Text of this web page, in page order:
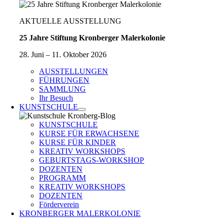
AKTUELLE AUSSTELLUNG
25 Jahre Stiftung Kronberger Malerkolonie
28. Juni – 11. Oktober 2026
AUSSTELLUNGEN
FÜHRUNGEN
SAMMLUNG
Ihr Besuch
KUNSTSCHULE
KUNSTSCHULE
KURSE FÜR ERWACHSENE
KURSE FÜR KINDER
KREATIV WORKSHOPS
GEBURTSTAGS-WORKSHOP
DOZENTEN
PROGRAMM
KREATIV WORKSHOPS
DOZENTEN
Förderverein
KRONBERGER MALERKOLONIE